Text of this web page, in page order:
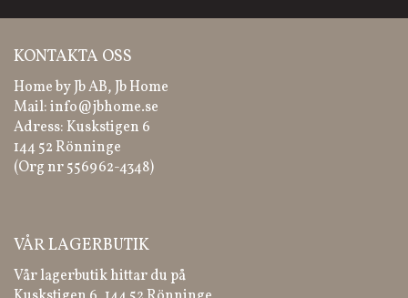
KONTAKTA OSS
Home by Jb AB, Jb Home
Mail:info@jbhome.se
Adress: Kuskstigen 6
144 52 Rönninge
(Org nr 556962-4348)
VÅR LAGERBUTIK
Vår lagerbutik hittar du på